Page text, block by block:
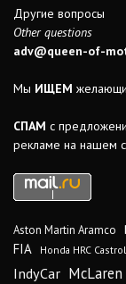
Другие вопросы
Other questions
adv@queen-of-
Мы ИЩЕМ
СПАМ с
рекламе на нашем
Aston Martin Aramco
FIA Honda HRC Castrol
IndyCar McLaren